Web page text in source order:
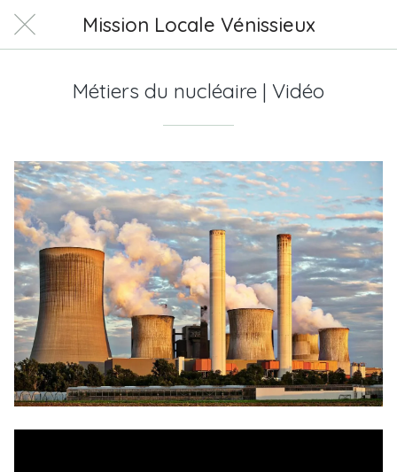
Mission Locale Vénissieux
Métiers du nucléaire | Vidéo